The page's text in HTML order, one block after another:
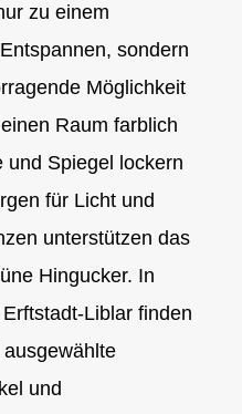
zu einem
sondern
Möglichkeit
Raum farblich
und Spiegel lockern
für Licht und
unterstützen das
Hingucker. In
Liblar finden
und